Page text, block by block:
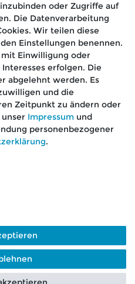
Versand
ab 75 €
per Telefon &
Kontakt
oder Zugriffe auf
Die Datenverarbeitung
Wir teilen diese
Einstellungen benennen.
Einwilligung oder
erfolgen. Die
abgelehnt werden. Es
und die
Zeitpunkt zu ändern oder
Impressum und
personenbezogener
.